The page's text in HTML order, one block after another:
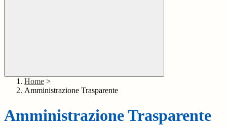
Home >
Amministrazione Trasparente
Amministrazione Trasparente